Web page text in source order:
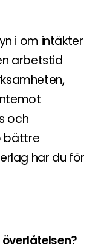
i om intäkter
arbetstid
och
bättre
har du för